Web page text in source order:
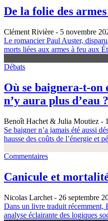
De la folie des
Clément Rivière - 5 novembre
Le romancier Paul Auster,
morts liées aux armes à feu aux
Débats
Où se baignera-t-on
n’y aura plus d’eau ?
Benoît Hachet & Julia Moutiez -
Se baigner n’a jamais été aussi
hausse des coûts de l’énergie et
Commentaires
Canicule et
Nicolas Larchet - 26 septembre
Dans un livre traduit récemment,
analyse éclairante des logiques